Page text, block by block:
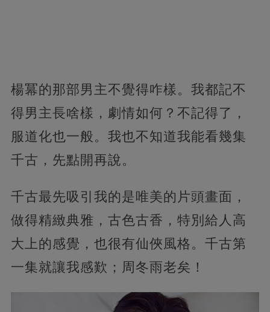
楊冪的那部男主不覺得咋樣。我都記不
得男主長啥樣，劇情如何？不記得了，
服道化也一般。我也不知道我能看幾集
千古，先點開再說。
千古最先吸引我的是唯美的片頭畫面，
做得精緻典雅，古色古香，特別給人高
大上的感覺，也很有仙俠風格。千古第
一集就讓我感歎；周冬雨老矣！